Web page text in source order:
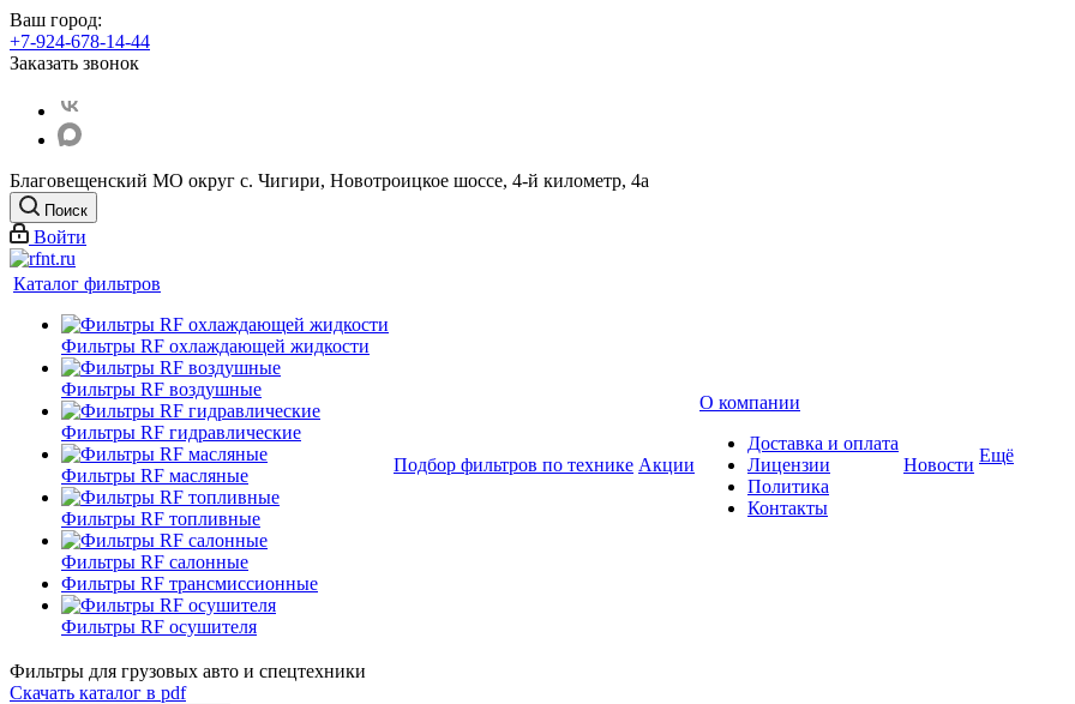
Ваш город:
+7-924-678-14-44‬
Заказать звонок
Благовещенский МО округ с. Чигири, Новотроицкое шоссе, 4-й километр, 4а
Поиск
Войти
Каталог фильтров
Фильтры RF охлаждающей жидкости
Фильтры RF воздушные
Фильтры RF гидравлические
Фильтры RF масляные
Фильтры RF топливные
Фильтры RF салонные
Фильтры RF трансмиссионные
Фильтры RF осушителя
Подбор фильтров по технике Акции
О компании
Доставка и оплата
Лицензии
Политика
Контакты
Новости Ещё
Фильтры для грузовых авто и спецтехники
Скачать каталог в pdf